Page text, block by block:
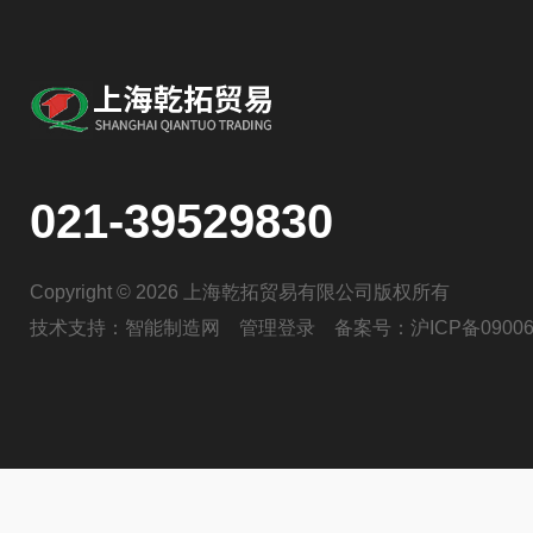
021-39529830
Copyright © 2026 上海乾拓贸易有限公司版权所有
技术支持： 智能制造网 管理登录 备案号： 沪ICP备